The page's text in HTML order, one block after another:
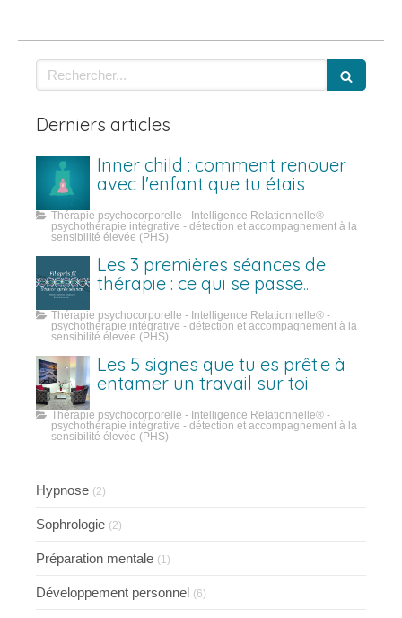
Rechercher
Derniers articles
Inner child : comment renouer
avec l'enfant que tu étais
Thérapie psychocorporelle - Intelligence Relationnelle® -
psychothérapie intégrative - détection et accompagnement à la
sensibilité élevée (PHS)
Les 3 premières séances de
thérapie : ce qui se passe
Thérapie psychocorporelle - Intelligence Relationnelle® -
psychothérapie intégrative - détection et accompagnement à la
sensibilité élevée (PHS)
Les 5 signes que tu es prêt·e à
entamer un travail sur toi
Thérapie psychocorporelle - Intelligence Relationnelle® -
psychothérapie intégrative - détection et accompagnement à la
sensibilité élevée (PHS)
Hypnose (2)
Sophrologie (2)
Préparation mentale (1)
Développement personnel (6)